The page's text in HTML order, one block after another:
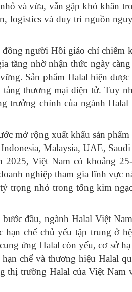
và vừa, vẫn gặp khó khăn
logistics và duy trì nguồn
người Hồi giáo chỉ chiếm
tăng nhờ nhận thức ngày
Sản phẩm Halal hiện
tảng thương mại điện tử. Tuy
trưởng chính của ngành
mở rộng xuất khẩu sản phẩm
Malaysia, UAE,
Việt Nam có khoảng
nghiệp tham gia lĩnh vực
trọng nhỏ trong tổng kim
đầu, ngành Halal Việt
hạn chế chủ yếu tập trung ở
ứng Halal còn yếu, cơ sở
chế và thương hiệu Halal
thị trường Halal của Việt Nam